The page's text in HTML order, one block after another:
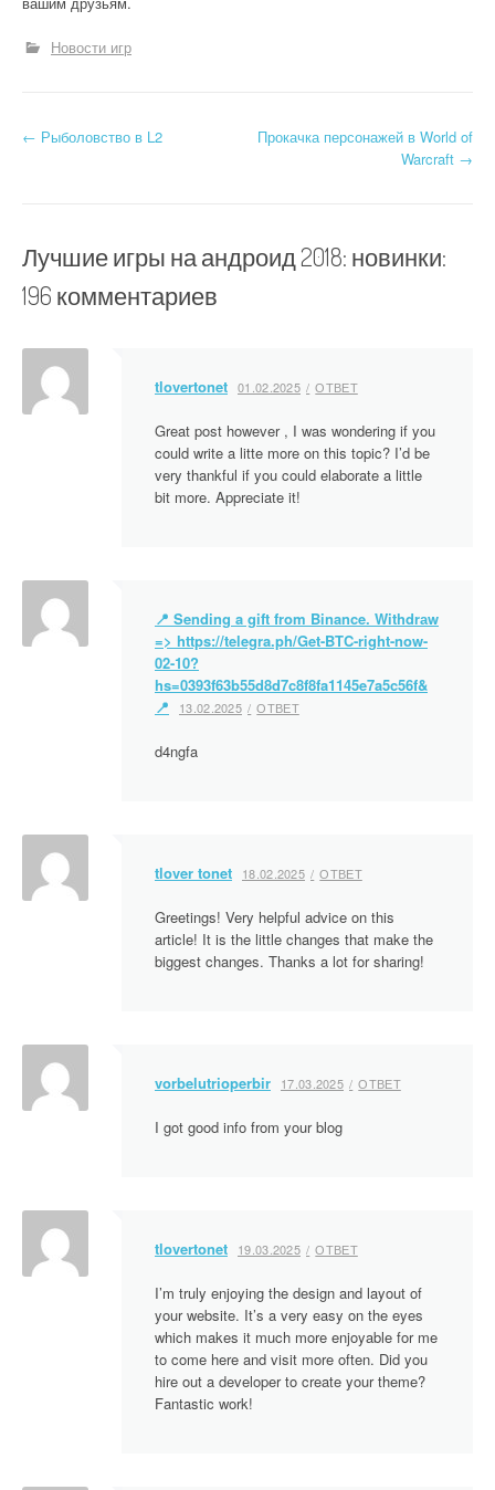
Новости игр
Н
и
г
а
и
з
а
← Рыболовство в L2
Прокачка персонажей в World of
Warcraft →
Лучшие игры на андроид 2018: новинки:
196 комментариев
tlovertonet 01.02.2025 ОТВЕТ
Great post however , I was wondering if you
could write a litte more on this topic? I’d be
very thankful if you could elaborate a little
bit more. Appreciate it!
📍 Sending a gift from Binance. Withdrаw
=> https://telegra.ph/Get-BTC-right-now-
02-10?
hs=0393f63b55d8d7c8f8fa1145e7a5c56f&
📍
13.02.2025 ОТВЕТ
d4ngfa
tlover tonet 18.02.2025 ОТВЕТ
Greetings! Very helpful advice on this
article! It is the little changes that make the
biggest changes. Thanks a lot for sharing!
vorbelutrioperbir 17.03.2025 ОТВЕТ
I got good info from your blog
tlovertonet 19.03.2025 ОТВЕТ
I’m truly enjoying the design and layout of
your website. It’s a very easy on the eyes
which makes it much more enjoyable for me
to come here and visit more often. Did you
hire out a developer to create your theme?
Fantastic work!